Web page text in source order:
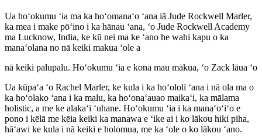
Ua hoʻokumu ʻia ma ka hoʻomanaʻo ʻana iā Jude Rockwell Marler,
ka mea i make pōʻino i ka hānau ʻana, ʻo Jude Rockwell Academy
ma Lucknow, India, ke kū nei ma ke ʻano he wahi kapu o ka
manaʻolana no nā keiki makua ʻole a
nā keiki palupalu. Hoʻokumu ʻia e kona mau mākua, ʻo Zack lāua ʻo
Ua kūpaʻa ʻo Rachel Marler, ke kula i ka hoʻololi ʻana i nā ola ma o
ka hoʻolako ʻana i ka malu, ka hoʻonaʻauao maikaʻi, ka mālama
holistic, a me ke alakaʻi ʻuhane. Hoʻokumu ʻia i ka manaʻoʻiʻo e
pono i kēlā me kēia keiki ka manawa e ʻike ai i ko lākou hiki piha,
hāʻawi ke kula i nā keiki e holomua, me ka ʻole o ko lākou ʻano.